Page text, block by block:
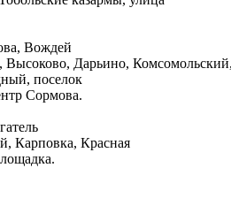
Вождей
Дарьино,
поселок
Сормова.
Карповка, Красная